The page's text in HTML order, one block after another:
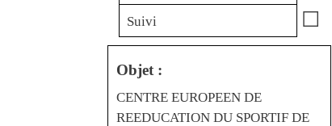
Suivi ☐
Objet :
CENTRE EUROPEEN DE
REEDUCATION DU SPORTIF DE